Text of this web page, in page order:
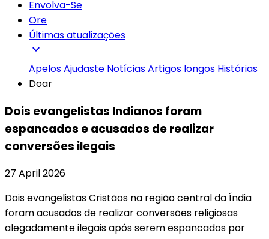
Envolva-Se
Ore
Últimas atualizações
expand_more
ApelosAjudaste NotíciasArtigos longos Histórias
Doar
Dois evangelistas Indianos foram
espancados e acusados de realizar
conversões ilegais
27 April 2026
Dois evangelistas Cristãos na região central da Índia
foram acusados de realizar conversões religiosas
alegadamente ilegais após serem espancados por